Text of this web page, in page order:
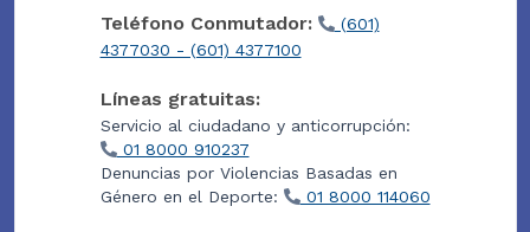
Teléfono Conmutador:
(601)
4377030 - (601) 4377100
Líneas gratuitas:
Servicio al ciudadano y anticorrupción:
01 8000 910237
Denuncias por Violencias Basadas en
Género en el Deporte:
01 8000 114060